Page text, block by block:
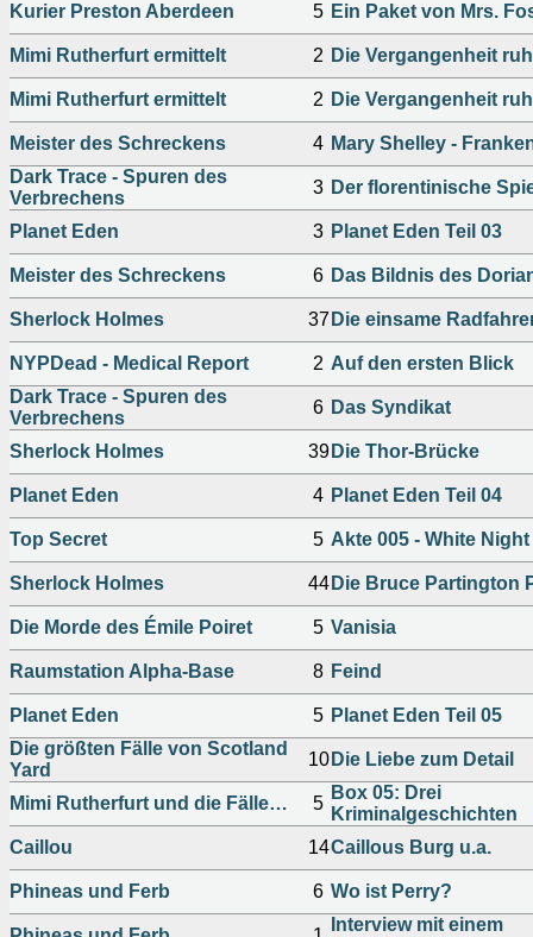
Kurier Preston Aberdeen 5 Ein Paket von Mrs.
Mimi Rutherfurt ermittelt 2 Die Vergangenheit
Mimi Rutherfurt ermittelt 2 Die Vergangenheit
Meister des Schreckens 4 Mary Shelley -
Dark Trace - Spuren des
Verbrechens
3 Der florentinische
Planet Eden 3 Planet Eden Teil 03
Meister des Schreckens 6 Das Bildnis des
Sherlock Holmes 37 Die einsame
NYPDead - Medical Report 2 Auf den ersten Blick
Dark Trace - Spuren des
Verbrechens
6 Das Syndikat
Sherlock Holmes 39 Die Thor-Brücke
Planet Eden 4 Planet Eden Teil 04
Top Secret 5 Akte 005 - White Night
Sherlock Holmes 44 Die Bruce Partington
Die Morde des Émile Poiret 5 Vanisia
Raumstation Alpha-Base 8 Feind
Planet Eden 5 Planet Eden Teil 05
Die größten Fälle von Scotland
Yard
10 Die Liebe zum Detail
Mimi Rutherfurt und die Fälle… 5
Box 05: Drei
Kriminalgeschichten
Caillou
14Caillous Burg u.a.
Phineas und Ferb 6 Wo ist Perry?
Interview mit einem